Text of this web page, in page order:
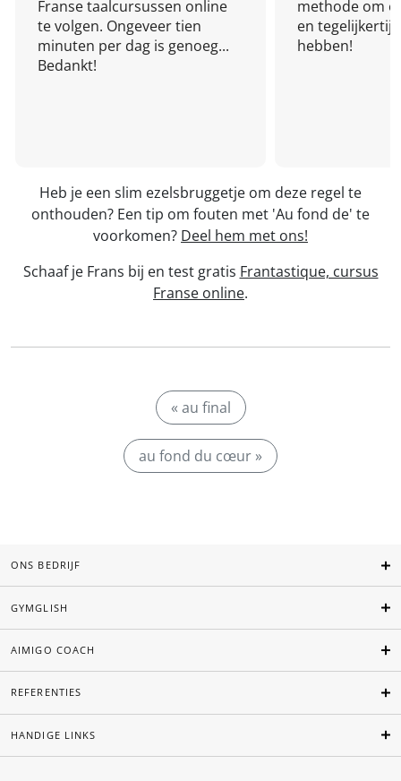
Franse taalcursussen online
te volgen. Ongeveer tien
minuten per dag is genoeg...
Bedankt!
methode om
en
hebben!
Heb je een slim ezelsbruggetje om deze regel te
onthouden? Een tip om fouten met 'Au fond de' te
voorkomen? Deel hem met ons!
Schaaf je Frans bij en test gratis Frantastique, cursus
Franse online.
« au final
au fond du cœur »
ONS BEDRIJF
GYMGLISH
AIMIGO COACH
REFERENTIES
HANDIGE LINKS